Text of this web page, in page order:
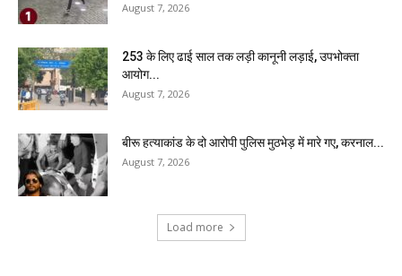
August 7, 2026
₹253 के लिए ढाई साल तक लड़ी कानूनी लड़ाई, उपभोक्ता
आयोग...
August 7, 2026
बीरू हत्याकांड के दो आरोपी पुलिस मुठभेड़ में मारे गए, करनाल...
August 7, 2026
Load more